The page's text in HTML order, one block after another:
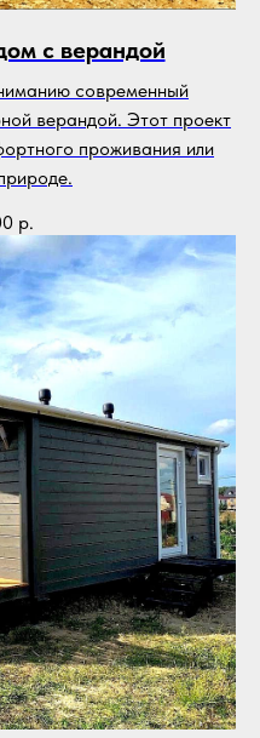
с верандой
современный
верандой. Этот проект
проживания или
р.